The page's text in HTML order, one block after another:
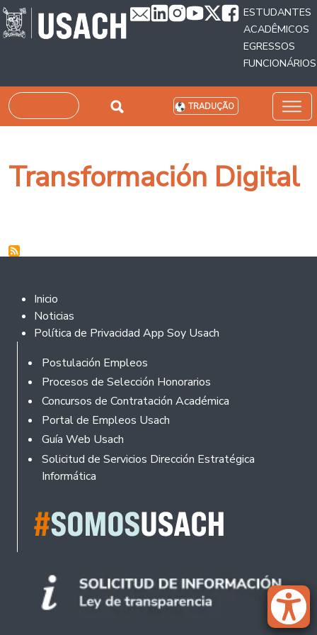
Passar para o conteúdo principal
ESTUDANTES
ACADÊMICOS
EGRESSOS
FUNCIONÁRIOS
Pesquisar TRADUÇÃO
Transformación Digital
Footer 2
Inicio
Noticias
Política de Privacidad App Soy Usach
Rodapé
Postulación Empleos
Procesos de Selección Honorarios
Concursos de Contratación Académica
Portal de Empleos Usach
Guía Web Usach
Solicitud de Servicios Dirección Estratégica
Informática